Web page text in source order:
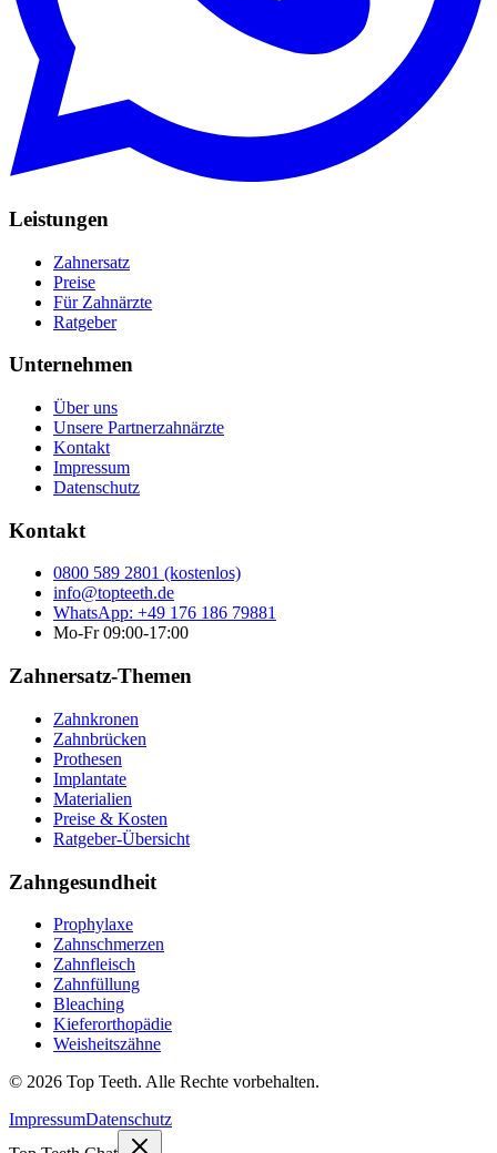
Leistungen
Zahnersatz
Preise
Für Zahnärzte
Ratgeber
Unternehmen
Über uns
Unsere Partnerzahnärzte
Kontakt
Impressum
Datenschutz
Kontakt
0800 589 2801 (kostenlos)
info@topteeth.de
WhatsApp: +49 176 186 79881
Mo-Fr 09:00-17:00
Zahnersatz-Themen
Zahnkronen
Zahnbrücken
Prothesen
Implantate
Materialien
Preise & Kosten
Ratgeber-Übersicht
Zahngesundheit
Prophylaxe
Zahnschmerzen
Zahnfleisch
Zahnfüllung
Bleaching
Kieferorthopädie
Weisheitszähne
© 2026 Top Teeth. Alle Rechte vorbehalten.
ImpressumDatenschutz